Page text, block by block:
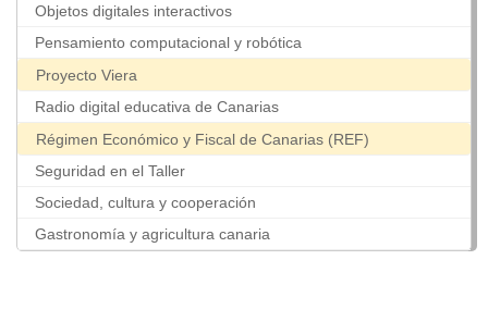
Objetos digitales interactivos
Pensamiento computacional y robótica
Proyecto Viera
Radio digital educativa de Canarias
Régimen Económico y Fiscal de Canarias (REF)
Seguridad en el Taller
Sociedad, cultura y cooperación
Gastronomía y agricultura canaria